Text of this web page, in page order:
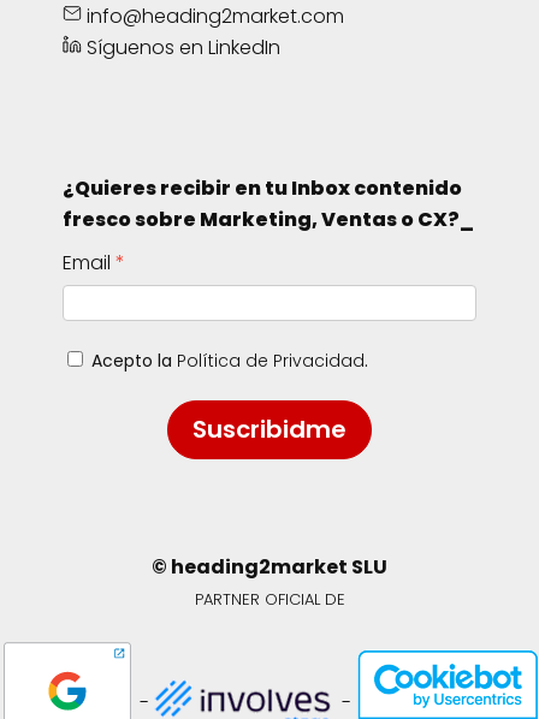
info@heading2market.com
Síguenos en LinkedIn
¿Quieres recibir en tu Inbox contenido
fresco sobre Marketing, Ventas o CX?_
Email
Acepto la Política de Privacidad.
Suscribidme
© heading2market SLU
PARTNER OFICIAL DE
- -